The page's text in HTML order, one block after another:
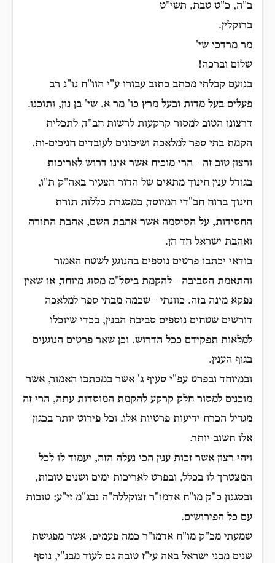
ב"ה, כ"ט טבת, תשי"ט
ברוקלין.
מר מרדכי שי'
שלום וברכה!
בנועם קבלתי מכתב כתוב עבורו ע"י הוו"ח נו"נ רב
פעלים בעל מדות ובעל מרץ כו' מר א. שי' בן נון, ותוכנו.
דרצונו הטוב למסור קרקעות לרשות חב"ד, לתכלית
הקמת בתי ספר למלאכה ושיכונים לעובדים חניכים-ות.
ורצון טוב זה - הרי מוכיח אשר אינו דרוש לאריכות
בגודל ענין חינוך מתאים של הדור הצעיר באה"ק ת"ו,
חינוך ברוח חב"די המיוסד, במסגרת כללות תורת
החסידות, על הסיסמה אשר אהבת השם, אהבת התורה
ואהבת ישראל חד הן.
בודאי יכתבו פרטים נוספים בהנוגע לשטח האמור
והתאמת הסביבה - להקמת ביסל"מ מסוג מיוחד, או שאין
נפקא מינה בזה. כוונתי - שכמה מבתי ספר למלאכה
דורשים שטחים נוספים סביבת הבנין, בכדי שיוכלו
למלאות תפקידם ככל הדרוש. וכן שאר פרטים הנוגעים
בגוף הענין.
ובמיוחד ובפרט עפ"י סעיף ג' אשר במכתבו האמור, אשר
מוכנים למסור חלק קרקע להקמת המוסדות עתה, הרי זה
מגדיל הכרח ידיעות פרטיות אלו. וכל פירוט יותר בכגון
אלו חשוב יותר.
ויהי רצון אשר זכות ענין הכי נעלה הזה, יעמוד לו לכל
המצטרך לו בכלל, ובפרט לאריכות ימים ושנים טובות,
ובסגנון כ"ק מו"ח אדמו"ר זצוקללה"ה נבג"מ זי"ע: טובות
עם כל הפירושים.
שמעתי מכ"ק מו"ח אדמו"ר כמה פעמים, אשר מפגישת
שנים מבני ישראל באה עי"ז טובה גם לעוד מבנ"י, נוסף